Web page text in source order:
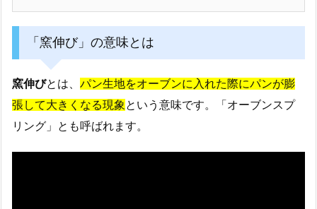
「窯伸び」の意味とは
窯伸びとは、 パン生地をオーブンに入れた際にパンが膨
張して大きくなる現象 という意味です。「オーブンスプ
リング」とも呼ばれます。